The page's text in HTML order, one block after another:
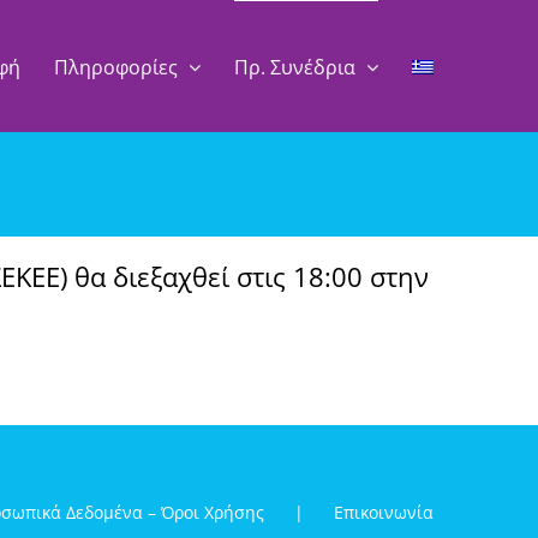
Πληροφορίες Πρ. Συνέδρια
θα διεξαχθεί στις 18:00 στην
Δεδομένα – Όροι Χρήσης Επικοινωνία